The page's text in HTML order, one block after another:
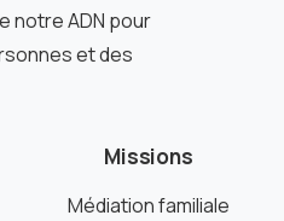
notre ADN pour
et des
Missions
Médiation familiale